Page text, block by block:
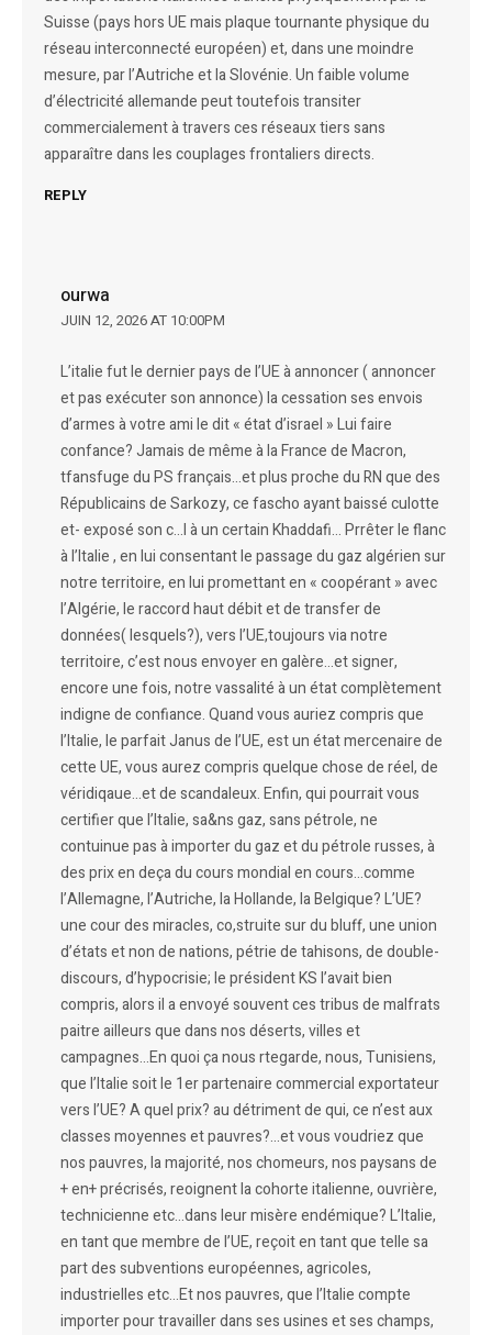
Suisse (pays hors UE mais plaque tournante physique du
réseau interconnecté européen) et, dans une moindre
mesure, par l’Autriche et la Slovénie. Un faible volume
d’électricité allemande peut toutefois transiter
commercialement à travers ces réseaux tiers sans
apparaître dans les couplages frontaliers directs.
REPLY
ourwa
JUIN 12, 2026 AT 10:00PM
L’italie fut le dernier pays de l’UE à annoncer ( annoncer
et pas exécuter son annonce) la cessation ses envois
d’armes à votre ami le dit « état d’israel » Lui faire
confance? Jamais de même à la France de Macron,
tfansfuge du PS français…et plus proche du RN que des
Républicains de Sarkozy, ce fascho ayant baissé culotte
et- exposé son c…l à un certain Khaddafi… Prrêter le flanc
à l’Italie , en lui consentant le passage du gaz algérien sur
notre territoire, en lui promettant en « coopérant » avec
l’Algérie, le raccord haut débit et de transfer de
données( lesquels?), vers l’UE,toujours via notre
territoire, c’est nous envoyer en galère…et signer,
encore une fois, notre vassalité à un état complètement
indigne de confiance. Quand vous auriez compris que
l’Italie, le parfait Janus de l’UE, est un état mercenaire de
cette UE, vous aurez compris quelque chose de réel, de
véridiqaue…et de scandaleux. Enfin, qui pourrait vous
certifier que l’Italie, sa&ns gaz, sans pétrole, ne
contuinue pas à importer du gaz et du pétrole russes, à
des prix en deça du cours mondial en cours…comme
l’Allemagne, l’Autriche, la Hollande, la Belgique? L’UE?
une cour des miracles, co,struite sur du bluff, une union
d’états et non de nations, pétrie de tahisons, de double-
discours, d’hypocrisie; le président KS l’avait bien
compris, alors il a envoyé souvent ces tribus de malfrats
paitre ailleurs que dans nos déserts, villes et
campagnes…En quoi ça nous rtegarde, nous, Tunisiens,
que l’Italie soit le 1er partenaire commercial exportateur
vers l’UE? A quel prix? au détriment de qui, ce n’est aux
classes moyennes et pauvres?…et vous voudriez que
nos pauvres, la majorité, nos chomeurs, nos paysans de
+ en+ précrisés, reoignent la cohorte italienne, ouvrière,
technicienne etc…dans leur misère endémique? L’Italie,
en tant que membre de l’UE, reçoit en tant que telle sa
part des subventions européennes, agricoles,
industrielles etc…Et nos pauvres, que l’Italie compte
importer pour travailler dans ses usines et ses champs,